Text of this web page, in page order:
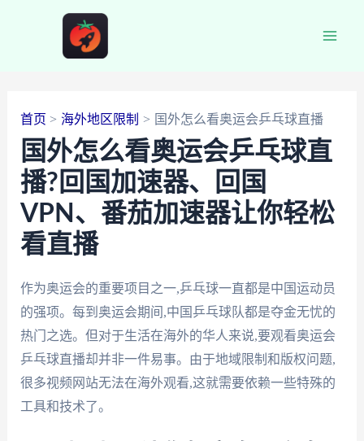
首页 海外地区限制 国外怎么看奥运会乒乓球直播
国外怎么看奥运会乒乓球直
播?回国加速器、回国
VPN、番茄加速器让你轻松
看直播
作为奥运会的重要项目之一,乒乓球一直都是中国运动员
的强项。每到奥运会期间,中国乒乓球队都是夺金无忧的
热门之选。但对于生活在海外的华人来说,要观看奥运会
乒乓球直播却并非一件易事。由于地域限制和版权问题,
很多视频网站无法在海外观看,这就需要依赖一些特殊的
工具和技术了。